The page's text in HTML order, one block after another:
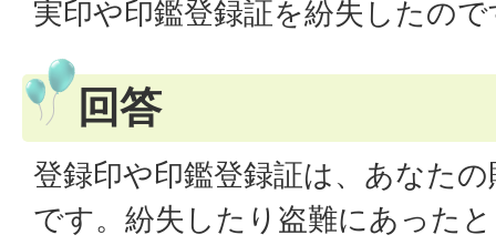
実印や印鑑登録証を紛失したの
回答
登録印や印鑑登録証は、あなた
です。紛失したり盗難にあった